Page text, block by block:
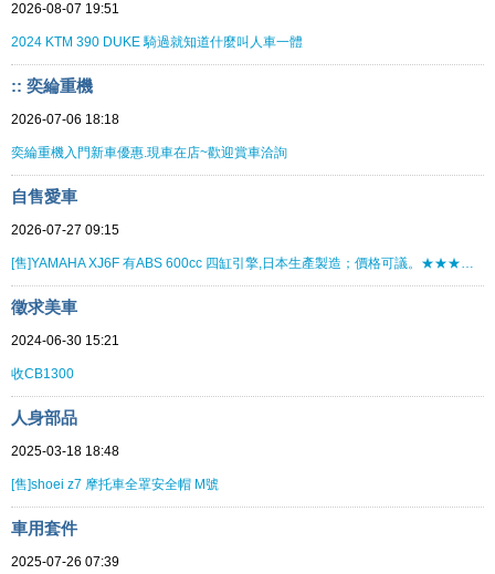
2026-08-07 19:51
2024 KTM 390 DUKE 騎過就知道什麼叫人車一體
:: 奕綸重機
2026-07-06 18:18
奕綸重機入門新車優惠.現車在店~歡迎賞車洽詢
自售愛車
2026-07-27 09:15
[售]YAMAHA XJ6F 有ABS 600cc 四缸引擎,日本生產製造；價格可議。★★★★★★★★
徵求美車
2024-06-30 15:21
收CB1300
人身部品
2025-03-18 18:48
[售]shoei z7 摩托車全罩安全帽 M號
車用套件
2025-07-26 07:39